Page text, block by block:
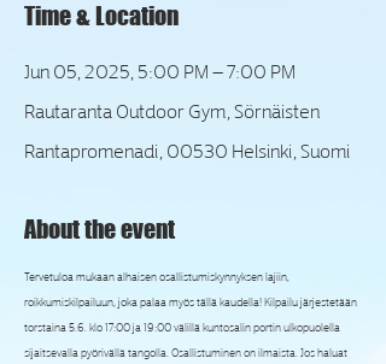
Time & Location
Jun 05, 2025, 5:00 PM – 7:00 PM
Rautaranta Outdoor Gym, Sörnäisten
Rantapromenadi, 00530 Helsinki, Suomi
About the event
Tervetuloa mukaan alhaisen osallistumiskynnyksen lajiin,
roikkumiskilpailuun, joka palaa myös tällä kaudella! Kilpailu järjestetään
torstaina 5.6. klo 17:00 ja 19:00 välillä kuntosalin portin ulkopuolella
sijaitsevalla pyörivällä tangolla. Osallistuminen on ilmaista. Jos haluat